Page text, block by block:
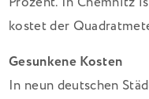
kostet der
Gesunkene Kosten
In neun deutschen